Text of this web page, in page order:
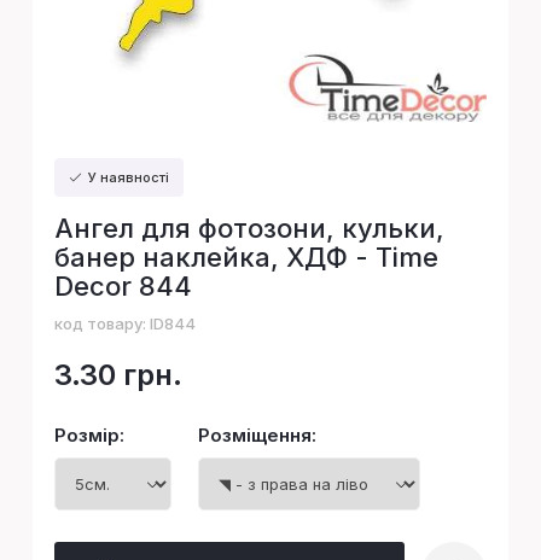
У наявності
Ангел для фотозони, кульки,
банер наклейка, ХДФ - Time
Decor 844
код товару: ID844
3.30 грн.
Розмір: Розміщення: